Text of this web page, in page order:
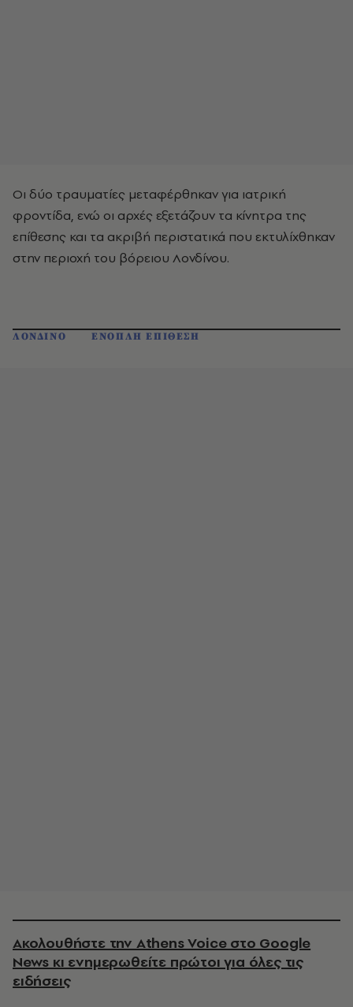
Οι δύο τραυματίες μεταφέρθηκαν για ιατρική
φροντίδα, ενώ οι αρχές εξετάζουν τα κίνητρα της
επίθεσης και τα ακριβή περιστατικά που εκτυλίχθηκαν
στην περιοχή του βόρειου Λονδίνου.
ΛΟΝΔΙΝΟ ΕΝΟΠΛΗ ΕΠΙΘΕΣΗ
Ακολουθήστε την Athens Voice στο Google
News κι ενημερωθείτε πρώτοι για όλες τις
ειδήσεις